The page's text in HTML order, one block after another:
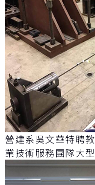
營建系吳文華特聘
業技術服務團隊大